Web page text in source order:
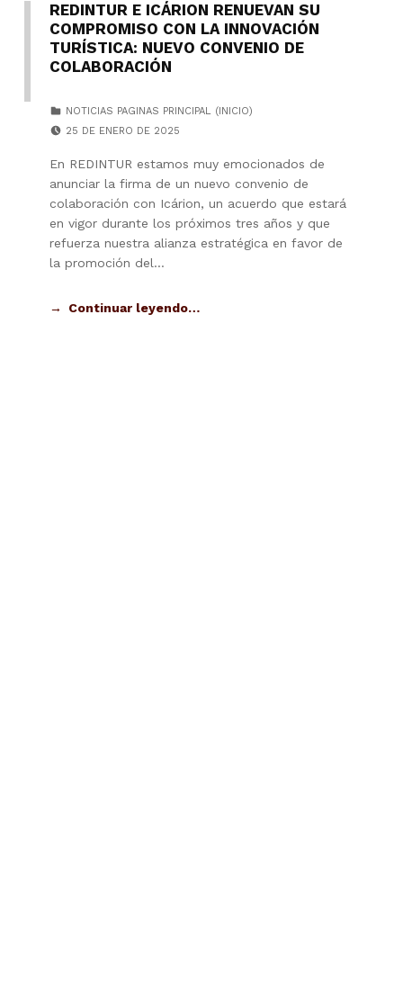
REDINTUR E ICÁRION RENUEVAN SU
COMPROMISO CON LA INNOVACIÓN
TURÍSTICA: NUEVO CONVENIO DE
COLABORACIÓN
NOTICIAS PAGINAS PRINCIPAL (INICIO)
25 DE ENERO DE 2025
En REDINTUR estamos muy emocionados de
anunciar la firma de un nuevo convenio de
colaboración con Icárion, un acuerdo que estará
en vigor durante los próximos tres años y que
refuerza nuestra alianza estratégica en favor de
la promoción del…
Continuar leyendo…